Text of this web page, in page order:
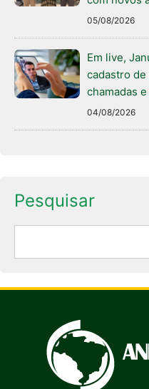
05/08/2026
Em live,
cadastro
chamadas
04/08/2026
Pesquisar